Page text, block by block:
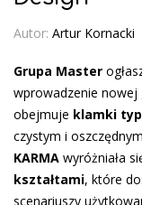
Autor: Artur Kornacki
Grupa Master
wprowadzenie nowej
obejmuje klamki
czystym i
KARMA wyróżniała
kształtami, które
scenariuszy